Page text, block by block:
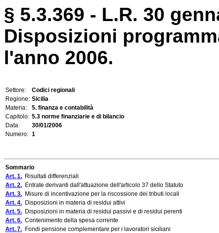
§ 5.3.369 - L.R. 30
Disposizioni
l'anno 2006.
Settore:
Codici regionali
Regione: Sicilia
Materia:
5. finanza e contabilità
Capitolo: 5.3 norme finanziarie e di bilancio
Data:
30/01/2006
Numero: 1
Sommario
Art. 1. Risultati differenziali
Art. 2. Entrate derivanti dall'attuazione dell'articolo 37 dello Statuto
Art. 3. Misure di incentivazione per la riscossione dei tributi locali
Art. 4. Disposizioni in materia di residui attivi
Art. 5. Disposizioni in materia di residui passivi e di residui perenti
Art. 6. Contenimento della spesa corrente
Art. 7. Fondi pensione complementare per i lavoratori siciliani